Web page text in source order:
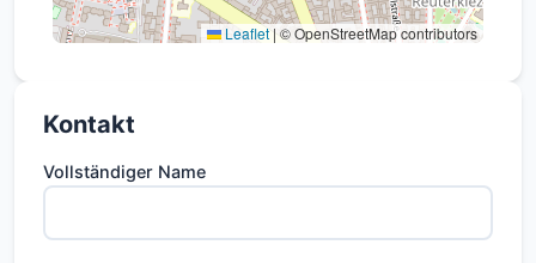
Leaflet |© OpenStreetMap contributors
Kontakt
Vollständiger Name